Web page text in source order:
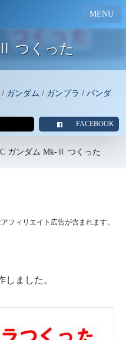
MENU
つくった
/ ガンダム / ガンプラ / バンダ
FACEBOOK
ガンダム Mk-Ⅱ つくった
フィリエイト広告が含まれます。
ました。